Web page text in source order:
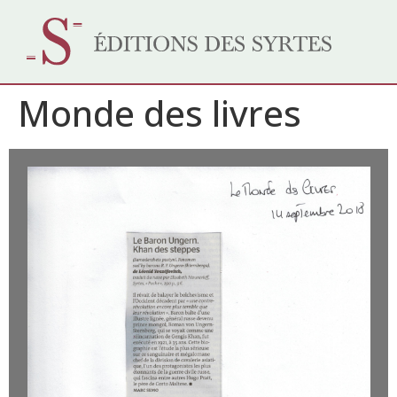
Monde des livres